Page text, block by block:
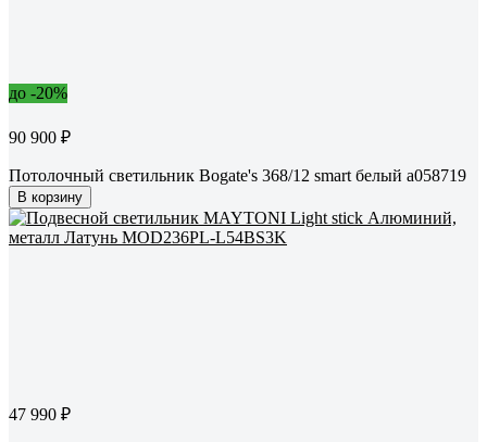
до -20%
90 900 ₽
Потолочный светильник Bogate's 368/12 smart белый a058719
В корзину
47 990 ₽